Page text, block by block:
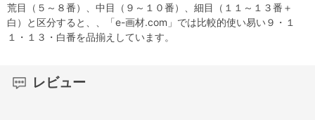
荒目（５～８番）、中目（９～１０番）、細目（１１～１３番＋
白）と区分すると、、「e-画材.com」では比較的使い易い９・１
１・１３・白番を品揃えしています。
レビュー